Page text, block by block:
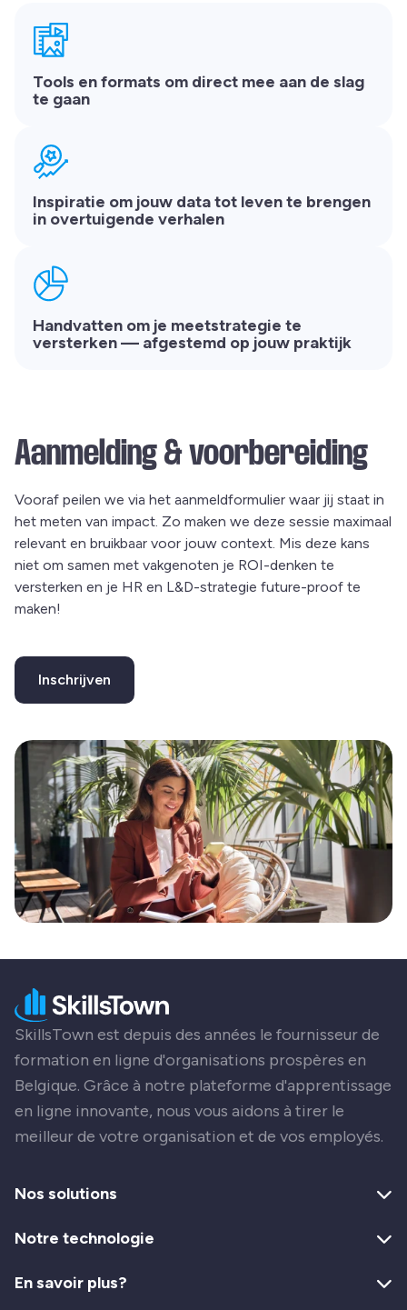
Tools en formats om direct mee aan de slag
te gaan
Inspiratie om jouw data tot leven te brengen
in overtuigende verhalen
Handvatten om je meetstrategie te
versterken — afgestemd op jouw praktijk
Aanmelding & voorbereiding
Vooraf peilen we via het aanmeldformulier waar jij staat in
het meten van impact. Zo maken we deze sessie maximaal
relevant en bruikbaar voor jouw context. Mis deze kans
niet om samen met vakgenoten je ROI-denken te
versterken en je HR en L&D-strategie future-proof te
maken!
InschrijvenThis link leads to an external website and opens
SkillsTown est depuis des années le fournisseur de
formation en ligne d'organisations prospères en
Belgique. Grâce à notre plateforme d'apprentissage
en ligne innovante, nous vous aidons à tirer le
meilleur de votre organisation et de vos employés.
Nos solutions
Notre technologie
En savoir plus?